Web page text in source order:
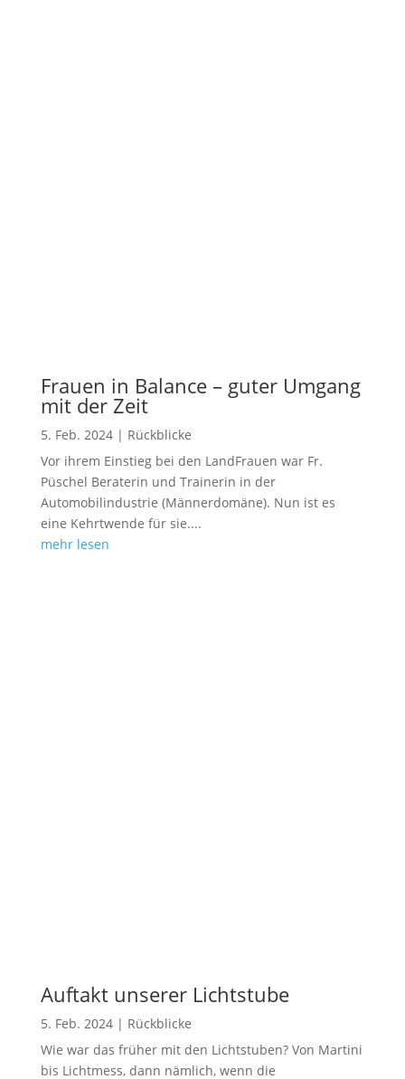
Frauen in Balance – guter Umgang
mit der Zeit
5. Feb. 2024| Rückblicke
Vor ihrem Einstieg bei den LandFrauen war Fr.
Püschel Beraterin und Trainerin in der
Automobilindustrie (Männerdomäne). Nun ist es
eine Kehrtwende für sie....
mehr lesen
Auftakt unserer Lichtstube
5. Feb. 2024| Rückblicke
Wie war das früher mit den Lichtstuben? Von Martini
bis Lichtmess, dann nämlich, wenn die